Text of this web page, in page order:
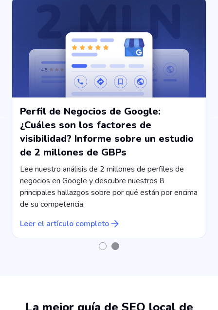
Perfil de Negocios de Google:
¿Cuáles son los factores de
visibilidad? Informe sobre un estudio
de 2 millones de GBPs
Lee nuestro análisis de 2 millones de perfiles de
negocios en Google y descubre nuestros 8
principales hallazgos sobre por qué están por encima
de su competencia.
Leer el artículo completo